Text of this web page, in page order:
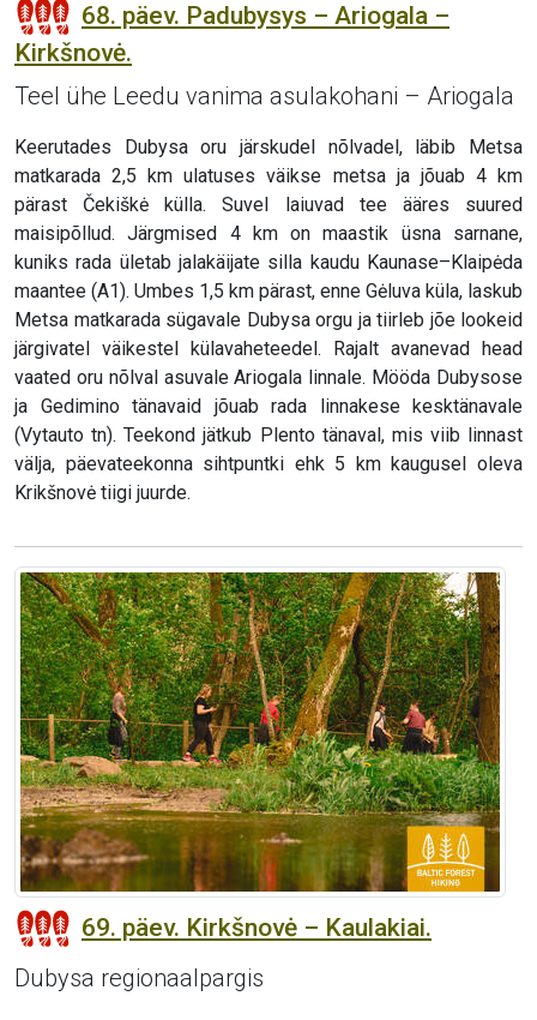
68. päev. Padubysys – Ariogala –
Kirkšnovė.
Teel ühe Leedu vanima asulakohani – Ariogala
Keerutades Dubysa oru järskudel nõlvadel, läbib Metsa
matkarada 2,5 km ulatuses väikse metsa ja jõuab 4 km
pärast Čekiškė külla. Suvel laiuvad tee ääres suured
maisipõllud. Järgmised 4 km on maastik üsna sarnane,
kuniks rada ületab jalakäijate silla kaudu Kaunase–Klaipėda
maantee (A1). Umbes 1,5 km pärast, enne Gėluva küla, laskub
Metsa matkarada sügavale Dubysa orgu ja tiirleb jõe lookeid
järgivatel väikestel külavaheteedel. Rajalt avanevad head
vaated oru nõlval asuvale Ariogala linnale. Mööda Dubysose
ja Gedimino tänavaid jõuab rada linnakese kesktänavale
(Vytauto tn). Teekond jätkub Plento tänaval, mis viib linnast
välja, päevateekonna sihtpuntki ehk 5 km kaugusel oleva
Krikšnovė tiigi juurde.
69. päev. Kirkšnovė – Kaulakiai.
Dubysa regionaalpargis